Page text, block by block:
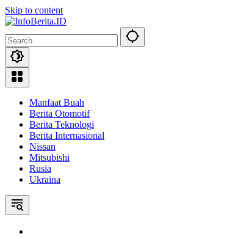
Skip to content
Manfaat Buah
Berita Otomotif
Berita Teknologi
Berita Internasional
Nissan
Mitsubishi
Rusia
Ukraina